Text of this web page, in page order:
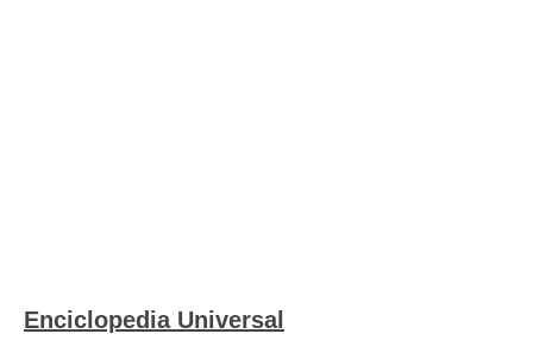
Enciclopedia Universal